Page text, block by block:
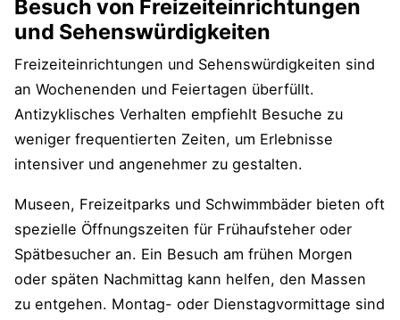
Grundprinzipien des antizyklischen
Verhaltens
Verständnis von Zyklen und Trends
Psychologische Aspekte und
Gruppendynamik
blueprints-Pareto-Tipp: Antizyklisch
Ergänzungen und Fragen von Leser:innen
Besuch von Freizeiteinrichtungen
und Sehenswürdigkeiten
Freizeiteinrichtungen und Sehenswürdigkeiten sind
an Wochenenden und Feiertagen überfüllt.
Antizyklisches Verhalten empfiehlt Besuche zu
weniger frequentierten Zeiten, um Erlebnisse
intensiver und angenehmer zu gestalten.
Museen, Freizeitparks und Schwimmbäder bieten oft
spezielle Öffnungszeiten für Frühaufsteher oder
Spätbesucher an. Ein Besuch am frühen Morgen
oder späten Nachmittag kann helfen, den Massen
zu entgehen. Montag- oder Dienstagvormittage sind